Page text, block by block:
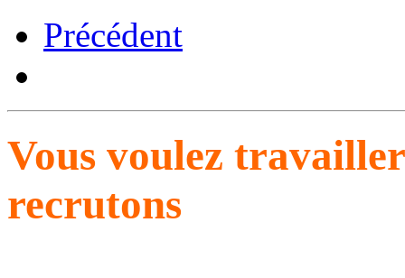
Précédent
Vous voulez
recrutons